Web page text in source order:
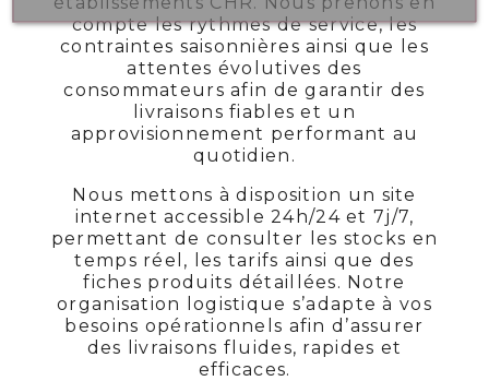
compte les rythmes de service, les
contraintes saisonnières ainsi que les
attentes évolutives des
consommateurs afin de garantir des
livraisons fiables et un
approvisionnement performant au
quotidien.
Nous mettons à disposition un site
internet accessible 24h/24 et 7j/7,
permettant de consulter les stocks en
temps réel, les tarifs ainsi que des
fiches produits détaillées. Notre
organisation logistique s’adapte à vos
besoins opérationnels afin d’assurer
des livraisons fluides, rapides et
efficaces.